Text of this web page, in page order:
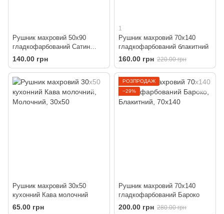
Рушник махровий 50х90
гладкофарбований Сатин
джинс
140.00 грн
1
Рушник махровий 70х140
гладкофарбований блакитний
160.00 грн 220.00 грн
Рушник махровий 30х50
кухонний Кава молочний
65.00 грн
РОЗПРОДАЖ
−29%
Рушник махровий 70х140
гладкофарбований Бароко
200.00 грн 280.00 грн